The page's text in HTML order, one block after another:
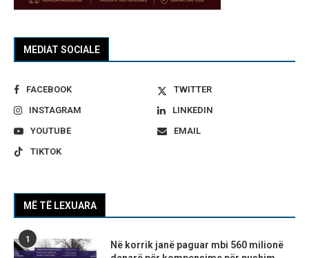
MEDIAT SOCIALE
FACEBOOK
TWITTER
INSTAGRAM
LINKEDIN
YOUTUBE
EMAIL
TIKTOK
MË TË LEXUARA
1
Në korrik janë paguar mbi 560 milionë